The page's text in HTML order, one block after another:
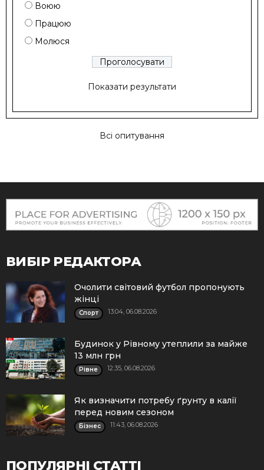
Воюю
Працюю
Молюся
Показати результати
Всі опитування
ВИБІР РЕДАКТОРА
Очолити світовий футбол пропонують
жінці
Спорт 13:04, 06.08.2026
Будинок у Рівному утеплили за майже
13 млн грн
Рівне 12:35, 06.08.2026
Як визначити потребу ґрунту в калії
перед новим сезоном
Бізнес 11:43, 06.08.2026
ПОПУЛЯРНІ СТАТТІ